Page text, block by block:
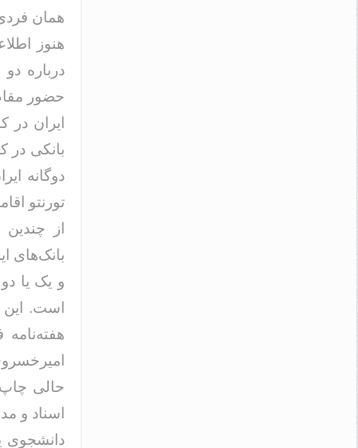
همان
هنوز
درباره
حضور
ایران در
بانکی در
دوگانه
تورنتو
از
بانک‌های
و یک یا
است.
حالی
اسناد و